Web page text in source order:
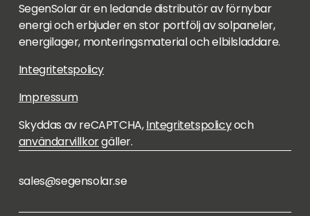
SegenSolar är en ledande distributör av förnybar
energi och erbjuder en stor portfölj av solpaneler,
energilager, monteringsmaterial och elbilsladdare.
Integritetspolicy
Impressum
Skyddas av reCAPTCHA,Integritetspolicyoch
användarvillkorgäller.
sales@segensolar.se